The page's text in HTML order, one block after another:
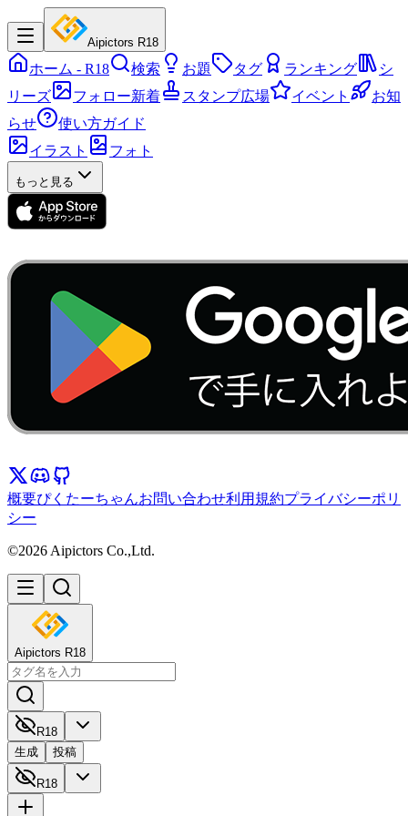
Aipictors R18
ホーム - R18 検索 お題 タグ ランキング
シ
リーズ
フォロー新着 スタンプ広場 イベント
お知
らせ
使い方ガイド
イラスト
フォト
もっと見る
概要ぴくたーちゃんお問い合わせ利用規約プライバシーポリ
シー
©2026 Aipictors Co.,Ltd.
Aipictors R18
R18
生成
投稿
R18